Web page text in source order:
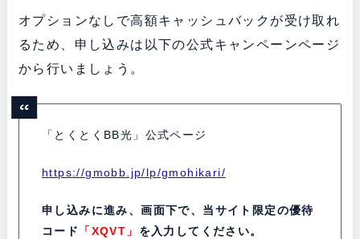
オプションなしで高額キャッシュバックが受け取れ
るため、申し込みは以下の公式キャンペーンページ
から行いましょう。
「とくとくBB光」公式ページ
https://gmobb.jp/lp/gmohikari/
申し込みに進み、画面下で、当サイト限定の優待
コード
「XQVT」 を入力してください。